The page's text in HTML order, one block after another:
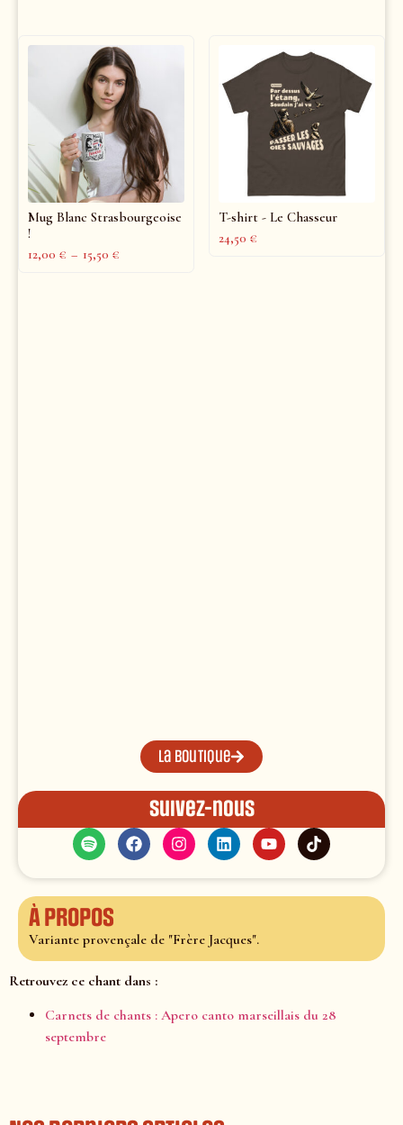
Mug Blanc Strasbourgeoise
!
12,00 € – 15,50 €
T-shirt - Le Chasseur
24,50 €
La boutique
Suivez-nous
À propos
Variante provençale de "Frère Jacques".
Retrouvez ce chant dans :
Carnets de chants : Apero canto marseillais du 28
septembre